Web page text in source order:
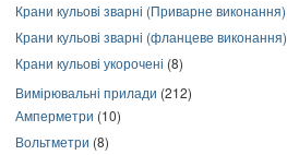
Крани кульові зварні (Приварне виконання)
Крани кульові зварні (фланцеве виконання)
Крани кульові укорочені (8)
Вимірювальні прилади (212)
Амперметри (10)
Вольтметри (8)